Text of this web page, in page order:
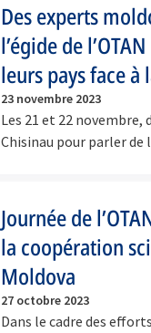
Des experts
l’égide de
leurs pays face
23 novembre 2023
Les 21 et 22
Chisinau pour parler
Journée de
la coopération
Moldova
27 octobre 2023
Dans le cadre des